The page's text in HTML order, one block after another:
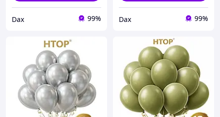
Dax 99% Dax 99%